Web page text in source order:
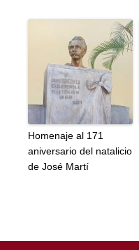
Homenaje al 171
aniversario del natalicio
de José Martí